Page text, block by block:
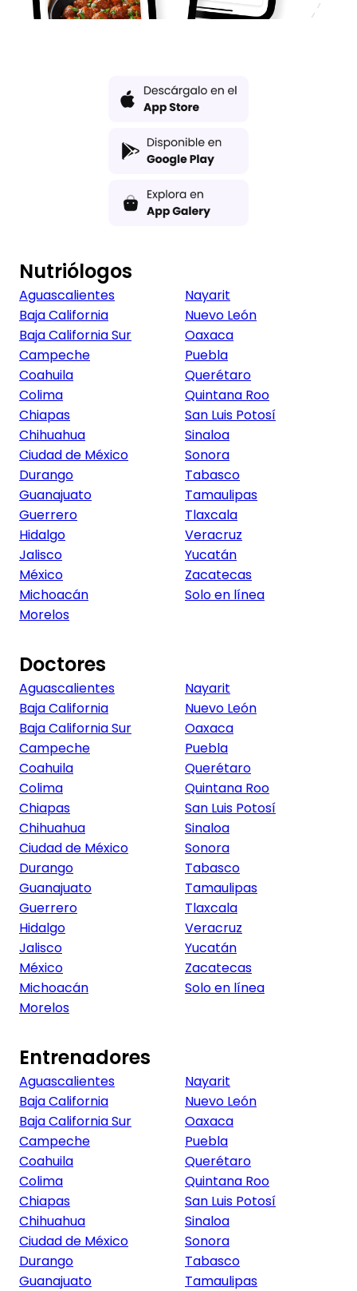
Nutriólogos
Aguascalientes
Baja California
Baja California Sur
Campeche
Coahuila
Colima
Chiapas
Chihuahua
Ciudad de México
Durango
Guanajuato
Guerrero
Hidalgo
Jalisco
México
Michoacán
Morelos
Nayarit
Nuevo León
Oaxaca
Puebla
Querétaro
Quintana Roo
San Luis Potosí
Sinaloa
Sonora
Tabasco
Tamaulipas
Tlaxcala
Veracruz
Yucatán
Zacatecas
Solo en línea
Doctores
Aguascalientes
Baja California
Baja California Sur
Campeche
Coahuila
Colima
Chiapas
Chihuahua
Ciudad de México
Durango
Guanajuato
Guerrero
Hidalgo
Jalisco
México
Michoacán
Morelos
Nayarit
Nuevo León
Oaxaca
Puebla
Querétaro
Quintana Roo
San Luis Potosí
Sinaloa
Sonora
Tabasco
Tamaulipas
Tlaxcala
Veracruz
Yucatán
Zacatecas
Solo en línea
Entrenadores
Aguascalientes
Baja California
Baja California Sur
Campeche
Coahuila
Colima
Chiapas
Chihuahua
Ciudad de México
Durango
Guanajuato
Nayarit
Nuevo León
Oaxaca
Puebla
Querétaro
Quintana Roo
San Luis Potosí
Sinaloa
Sonora
Tabasco
Tamaulipas